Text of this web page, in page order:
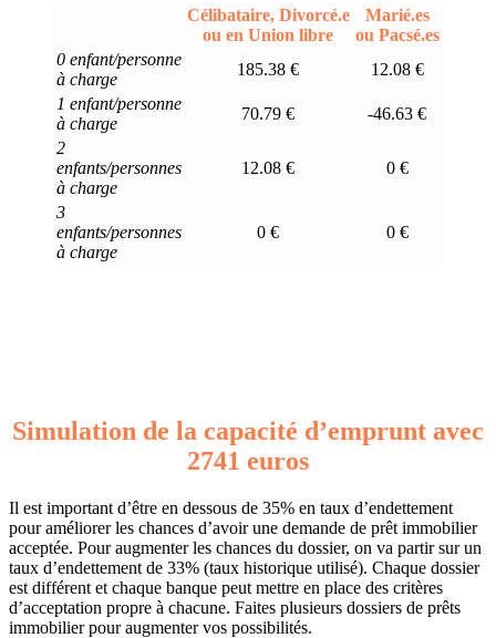
Célibataire, Divorcé.e
ou en Union libre
Marié.es
ou Pacsé.es
0 enfant/personne
à charge
185.38 €
12.08 €
1 enfant/personne
à charge
70.79 €
-46.63 €
2
enfants/personnes
à charge
12.08 € 0 €
3
enfants/personnes
à charge
0 € 0 €
Simulation de la capacité d’emprunt avec
2741 euros
Il est important d’être en dessous de 35% en taux d’endettement
pour améliorer les chances d’avoir une demande de prêt immobilier
acceptée. Pour augmenter les chances du dossier, on va partir sur un
taux d’endettement de 33% (taux historique utilisé). Chaque dossier
est différent et chaque banque peut mettre en place des critères
d’acceptation propre à chacune. Faites plusieurs dossiers de prêts
immobilier pour augmenter vos possibilités.